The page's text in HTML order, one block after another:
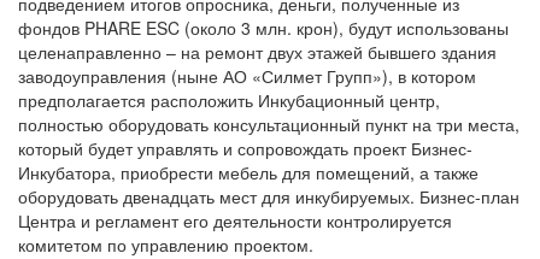
фондов PHARE ESC (около 3 млн. крон), будут использованы
целенаправленно – на ремонт двух этажей бывшего здания
заводоуправления (ныне АО «Силмет Групп»), в котором
предполагается расположить Инкубационный центр,
полностью оборудовать консультационный пункт на три места,
который будет управлять и сопровождать проект Бизнес-
Инкубатора, приобрести мебель для помещений, а также
оборудовать двенадцать мест для инкубируемых. Бизнес-план
Центра и регламент его деятельности контролируется
комитетом по управлению проектом.